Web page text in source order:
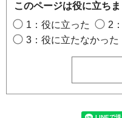
このページは役に立ち
1：役に立った
2
3：役に立たなかった